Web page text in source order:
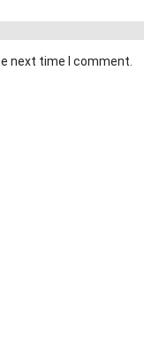
next time I comment.